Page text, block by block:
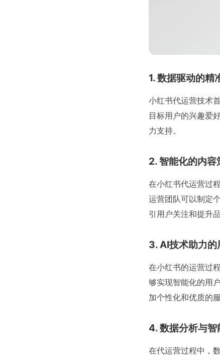
1. 数据驱动的精
小红书代运营技术
目标用户的兴趣爱
力支持。
2. 智能化的内
在小红书代运营过
运营团队可以制定
引用户关注和提升
3. AI技术助力
在小红书的运营过
够实现智能化的用
加个性化和优质的服
4. 数据分析与
在代运营过程中，